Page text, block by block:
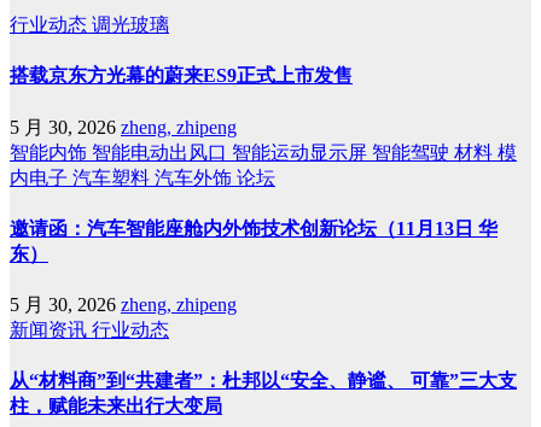
行业动态 调光玻璃
搭载京东方光幕的蔚来ES9正式上市发售
5 月 30, 2026 zheng, zhipeng
智能内饰 智能电动出风口 智能运动显示屏 智能驾驶 材料 模
内电子 汽车塑料 汽车外饰 论坛
邀请函：汽车智能座舱内外饰技术创新论坛（11月13日 华
东）
5 月 30, 2026 zheng, zhipeng
新闻资讯 行业动态
从“材料商”到“共建者”：杜邦以“安全、静谧、 可靠”三大支
柱，赋能未来出行大变局